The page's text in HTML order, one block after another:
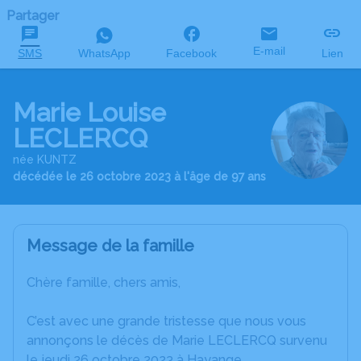
Partager
SMS WhatsApp Facebook E-mail Lien
Marie Louise
LECLERCQ
née KUNTZ
décédée le 26 octobre 2023 à l'âge de 97 ans
Message de la famille
Chère famille, chers amis,
C’est avec une grande tristesse que nous vous
annonçons le décès de Marie LECLERCQ survenu